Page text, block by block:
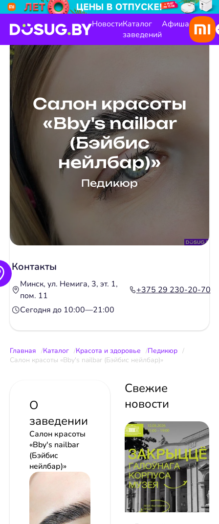
НовостиКаталог
заведений
Афиша
Салон красоты
«Bby's nailbar
(Бэйбис
нейлбар)»
Педикюр
Контакты
Минск, ул. Немига, 3, эт. 1,
пом. 11
+375 29 230-20-70
Сегодня до 10:00—21:00
Главная Каталог Красота и здоровье
Педикюр
Салон красоты «Bby's nailbar (Бэйбис нейлбар)»
О
заведении
Салон красоты
«Bby's nailbar
(Бэйбис
нейлбар)»
Свежие
новости